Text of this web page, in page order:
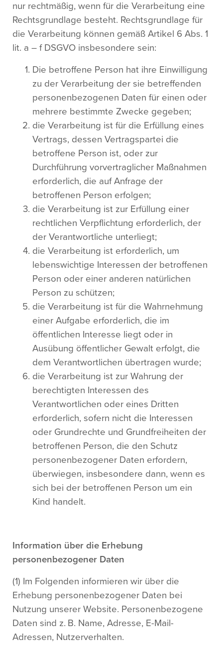
nur rechtmäßig, wenn für die Verarbeitung eine
Rechtsgrundlage besteht. Rechtsgrundlage für
die Verarbeitung können gemäß Artikel 6 Abs. 1
lit. a – f DSGVO insbesondere sein:
Die betroffene Person hat ihre Einwilligung
zu der Verarbeitung der sie betreffenden
personenbezogenen Daten für einen oder
mehrere bestimmte Zwecke gegeben;
die Verarbeitung ist für die Erfüllung eines
Vertrags, dessen Vertragspartei die
betroffene Person ist, oder zur
Durchführung vorvertraglicher Maßnahmen
erforderlich, die auf Anfrage der
betroffenen Person erfolgen;
die Verarbeitung ist zur Erfüllung einer
rechtlichen Verpflichtung erforderlich, der
der Verantwortliche unterliegt;
die Verarbeitung ist erforderlich, um
lebenswichtige Interessen der betroffenen
Person oder einer anderen natürlichen
Person zu schützen;
die Verarbeitung ist für die Wahrnehmung
einer Aufgabe erforderlich, die im
öffentlichen Interesse liegt oder in
Ausübung öffentlicher Gewalt erfolgt, die
dem Verantwortlichen übertragen wurde;
die Verarbeitung ist zur Wahrung der
berechtigten Interessen des
Verantwortlichen oder eines Dritten
erforderlich, sofern nicht die Interessen
oder Grundrechte und Grundfreiheiten der
betroffenen Person, die den Schutz
personenbezogener Daten erfordern,
überwiegen, insbesondere dann, wenn es
sich bei der betroffenen Person um ein
Kind handelt.
Information über die Erhebung
personenbezogener Daten
(1) Im Folgenden informieren wir über die
Erhebung personenbezogener Daten bei
Nutzung unserer Website. Personenbezogene
Daten sind z. B. Name, Adresse, E-Mail-
Adressen, Nutzerverhalten.